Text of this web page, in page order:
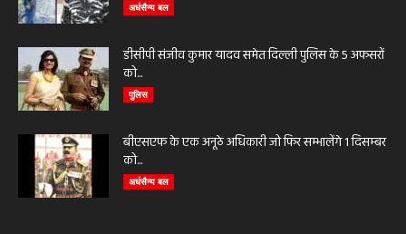
अर्धसैन्य बल
डीसीपी संजीव कुमार यादव समेत दिल्ली पुलिस के 5 अफसरों
को...
पुलिस
बीएसएफ के एक अनूठे अधिकारी जो फिर सम्भालेंगे 1 दिसम्बर
को...
अर्धसैन्य बल